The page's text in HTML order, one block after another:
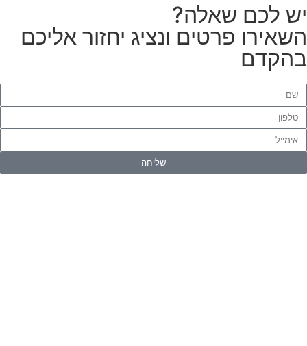
יש לכם שאלה?
השאירו פרטים ונציג יחזור אליכם
בהקדם
שליחה